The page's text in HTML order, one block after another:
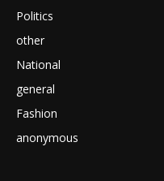
Politics
other
National
general
Fashion
anonymous